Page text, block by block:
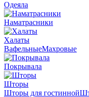
Одеяла
Наматрасники
Халаты
ВафельныеМахровые
Покрывала
Шторы
Шторы для гостинной